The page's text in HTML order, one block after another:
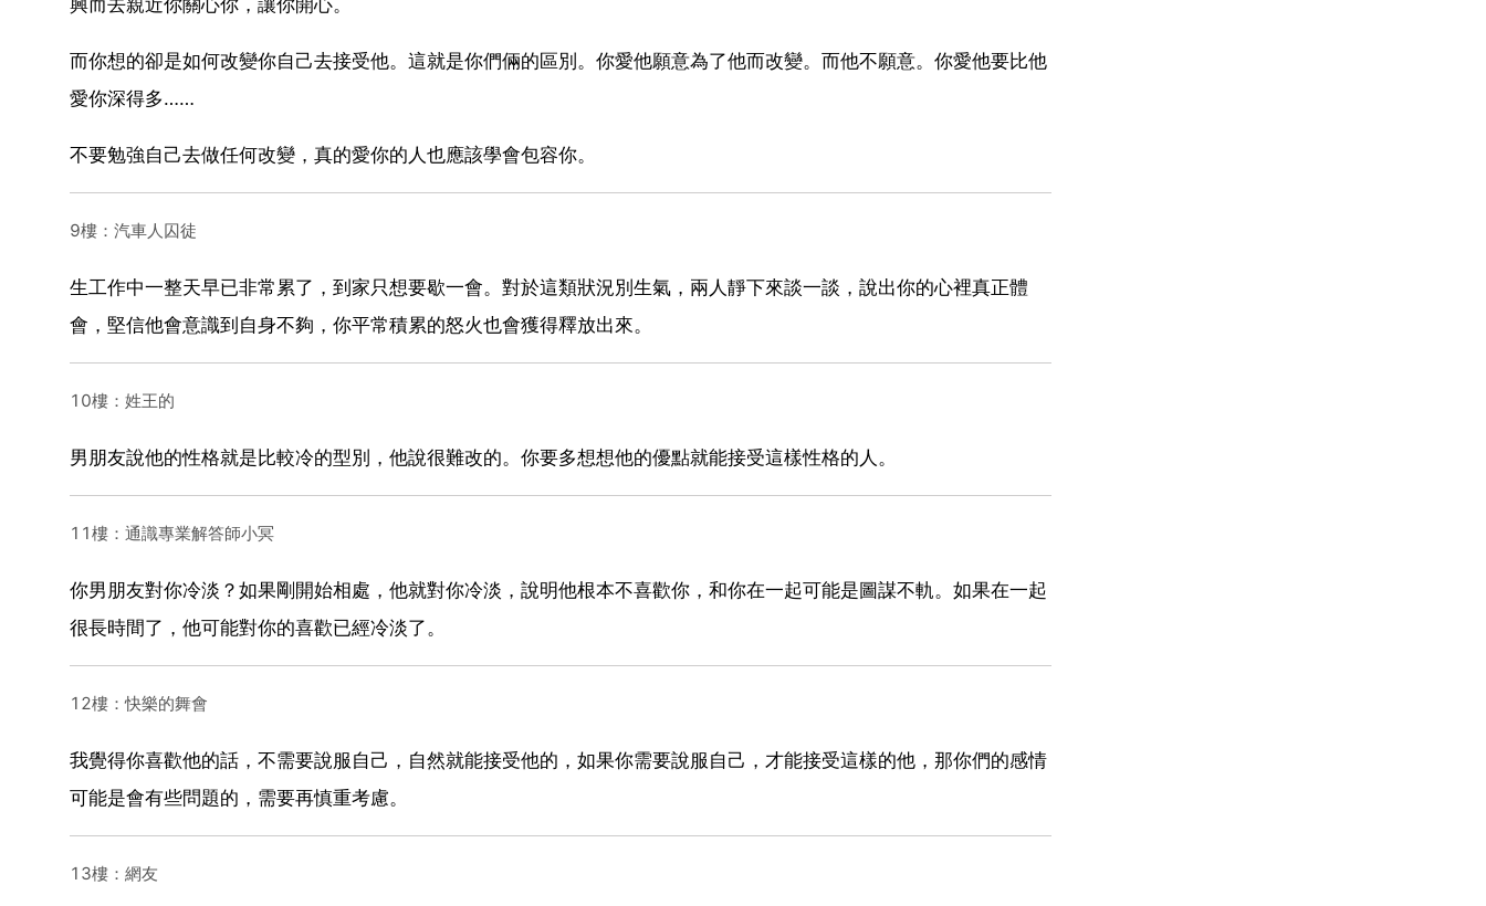
而你想的卻是如何改變你自己去接受他。這就是你們倆的區別。你愛他願意為了他而改變。而他不願意。你愛他要比他
愛你深得多……
不要勉強自己去做任何改變，真的愛你的人也應該學會包容你。
9樓：汽車人囚徒
生工作中一整天早已非常累了，到家只想要歇一會。對於這類狀況別生氣，兩人靜下來談一談，說出你的心裡真正體
會，堅信他會意識到自身不夠，你平常積累的怒火也會獲得釋放出來。
10樓：姓王的
男朋友說他的性格就是比較冷的型別，他說很難改的。你要多想想他的優點就能接受這樣性格的人。
11樓：通識專業解答師小冥
你男朋友對你冷淡？如果剛開始相處，他就對你冷淡，說明他根本不喜歡你，和你在一起可能是圖謀不軌。如果在一起
很長時間了，他可能對你的喜歡已經冷淡了。
12樓：快樂的舞會
我覺得你喜歡他的話，不需要說服自己，自然就能接受他的，如果你需要說服自己，才能接受這樣的他，那你們的感情
可能是會有些問題的，需要再慎重考慮。
13樓：網友